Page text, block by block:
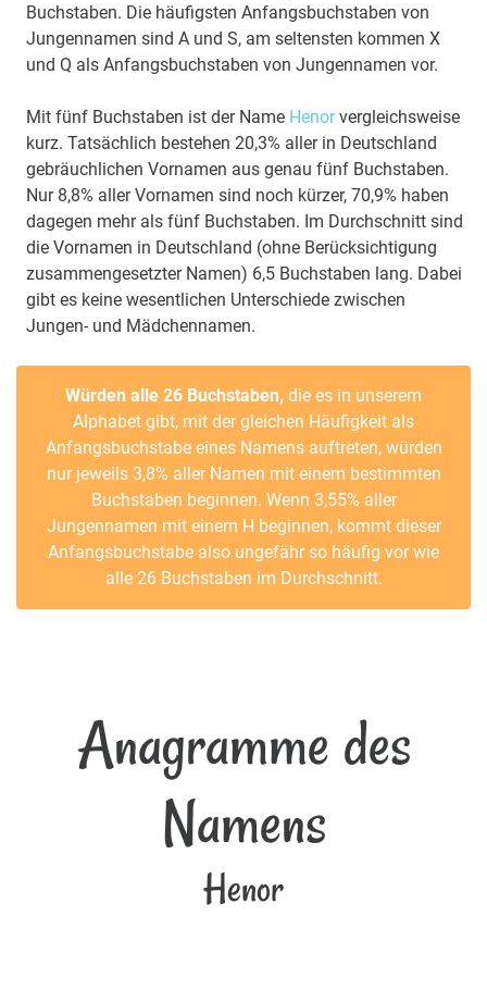
Buchstaben. Die häufigsten Anfangsbuchstaben von
Jungennamen sind A und S, am seltensten kommen X
und Q als Anfangsbuchstaben von Jungennamen vor.
Mit fünf Buchstaben ist der Name Henorvergleichsweise
kurz. Tatsächlich bestehen 20,3% aller in Deutschland
gebräuchlichen Vornamen aus genau fünf Buchstaben.
Nur 8,8% aller Vornamen sind noch kürzer, 70,9% haben
dagegen mehr als fünf Buchstaben. Im Durchschnitt sind
die Vornamen in Deutschland (ohne Berücksichtigung
zusammengesetzter Namen) 6,5 Buchstaben lang. Dabei
gibt es keine wesentlichen Unterschiede zwischen
Jungen- und Mädchennamen.
Würden alle 26 Buchstaben, die es in unserem
Alphabet gibt, mit der gleichen Häufigkeit als
Anfangsbuchstabe eines Namens auftreten, würden
nur jeweils 3,8% aller Namen mit einem bestimmten
Buchstaben beginnen. Wenn 3,55% aller
Jungennamen mit einem H beginnen, kommt dieser
Anfangsbuchstabe also ungefähr so häufig vor wie
alle 26 Buchstaben im Durchschnitt.
Anagramme des
Namens
Henor